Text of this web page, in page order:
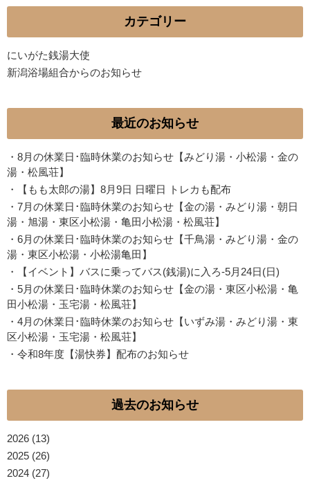
カテゴリー
にいがた銭湯大使
新潟浴場組合からのお知らせ
最近のお知らせ
・ 8月の休業日･臨時休業のお知らせ【みどり湯・小松湯・金の
湯・松風荘】
・
【もも太郎の湯】8月9日 日曜日 トレカも配布
・ 7月の休業日･臨時休業のお知らせ【金の湯・みどり湯・朝日
湯・旭湯・東区小松湯・亀田小松湯・松風荘】
・ 6月の休業日･臨時休業のお知らせ【千鳥湯・みどり湯・金の
湯・東区小松湯・小松湯亀田】
・
【イベント】バスに乗ってバス(銭湯)に入ろ-5月24日(日)
・ 5月の休業日･臨時休業のお知らせ【金の湯・東区小松湯・亀
田小松湯・玉宅湯・松風荘】
・ 4月の休業日･臨時休業のお知らせ【いずみ湯・みどり湯・東
区小松湯・玉宅湯・松風荘】
・ 令和8年度【湯快券】配布のお知らせ
過去のお知らせ
2026 (13)
2025 (26)
2024 (27)